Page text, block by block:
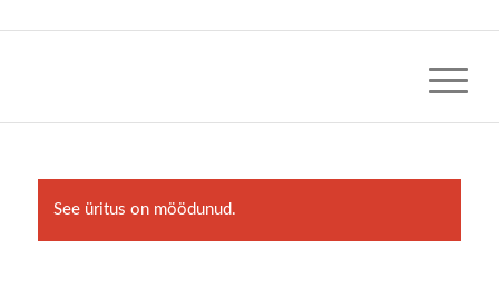
See üritus on möödunud.